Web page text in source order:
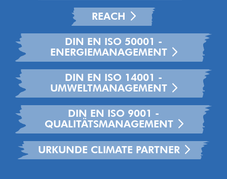
REACH
DIN EN ISO 50001 -
ENERGIEMANAGEMENT
DIN EN ISO 14001 -
UMWELTMANAGEMENT
DIN EN ISO 9001 -
QUALITÄTSMANAGEMENT
URKUNDE CLIMATE PARTNER